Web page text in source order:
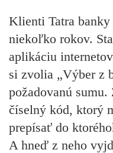
Klienti Tatra
niekoľko rokov.
aplikáciu
si zvolia „Výber z
požadovanú
číselný kód, ktorý
prepísať do
A hneď z neho